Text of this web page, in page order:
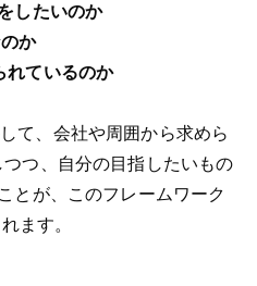
したいのか
か
れているのか
て、会社や周囲から求めら
つ、自分の目指したいもの
とが、このフレームワーク
ます。